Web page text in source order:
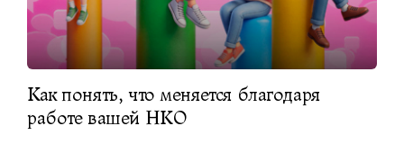
Как понять, что меняется благодаря
работе вашей НКО